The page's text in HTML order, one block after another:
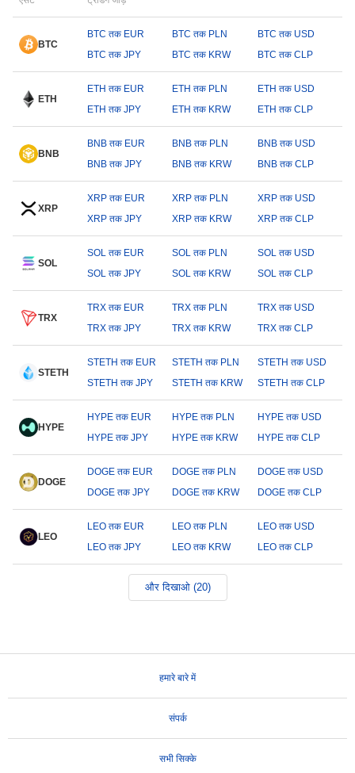
BTC
BTC तक EUR BTC तक PLN
BTC तक USD
BTC तक JPY
BTC तक KRW BTC तक CLP
ETH
ETH तक EUR ETH तक PLN
ETH तक USD
ETH तक JPY
ETH तक KRW ETH तक CLP
BNB
BNB तक EUR BNB तक PLN
BNB तक USD
BNB तक JPY
BNB तक KRW BNB तक CLP
XRP
XRP तक EUR XRP तक PLN
XRP तक USD
XRP तक JPY
XRP तक KRW XRP तक CLP
SOL
SOL तक EUR SOL तक PLN
SOL तक USD
SOL तक JPY
SOL तक KRW SOL तक CLP
TRX
TRX तक EUR TRX तक PLN
TRX तक USD
TRX तक JPY
TRX तक KRW TRX तक CLP
STETH
STETH तक EUR STETH तक PLN
STETH तक USD
STETH तक JPY
STETH तक KRW STETH तक CLP
HYPE
HYPE तक EUR HYPE तक PLN
HYPE तक USD
HYPE तक JPY
HYPE तक KRW HYPE तक CLP
DOGE
DOGE तक EUR DOGE तक PLN
DOGE तक USD
DOGE तक JPY
DOGE तक KRW DOGE तक CLP
LEO
LEO तक EUR LEO तक PLN
LEO तक USD
LEO तक JPY
LEO तक KRW LEO तक CLP
और दिखाओ (20)
हमारे बारे में
संपर्क
सभी सिक्के